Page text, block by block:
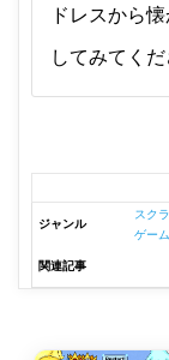
ドレスから
してみてくだ
ジャンル
スク
ゲーム
関連記事